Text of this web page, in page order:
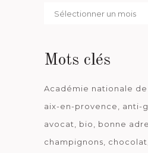
Par
Mots clés
Académie nationale de
aix-en-provence
anti-
avocat
bio bonne
champignons
chocolat